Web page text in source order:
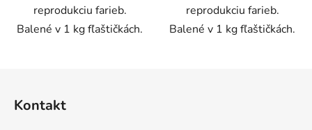
reprodukciu farieb.
Balené v 1 kg fľaštičkách.
reprodukciu farieb.
Balené v 1 kg fľaštičkách.
Kontakt